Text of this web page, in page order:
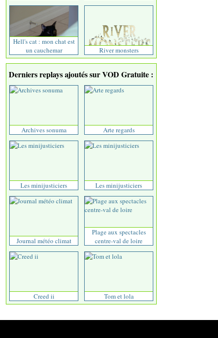
Hell's cat : mon chat est
un cauchemar
River monsters
Derniers replays ajoutés sur VOD Gratuite :
Archives sonuma Arte regards
Les minijusticiers Les minijusticiers
Journal météo climat
Plage aux spectacles
centre-val de loire
Creed ii Tom et lola